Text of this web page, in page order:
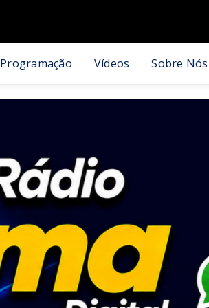
Programação Vídeos Sobre Nós